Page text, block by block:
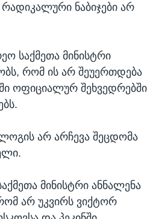
ნაბიჯები არ
საქმეთა მინისტრი
რომ ის არ შეუერთდება
ოფიციალურ შეხვედრებში
არ არჩევა შეცდომა
მინისტრი ანნალენა
არ უკვირს ვიქტორ